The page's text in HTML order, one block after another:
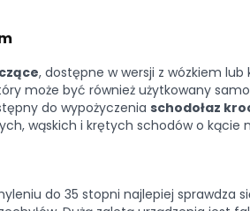
, dostępne w wersji z wózkiem lub
może być również użytkowany
do wypożyczenia schodołaz
wąskich i krętych schodów o kącie
do 35 stopni najlepiej sprawdza